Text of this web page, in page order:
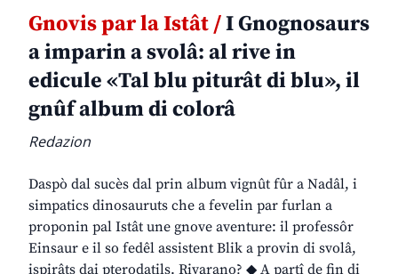
Gnovis par la Istât /I Gnognosaurs
a imparin a svolâ: al rive in
edicule «Tal blu piturât di blu», il
gnûf album di colorâ
Redazion
Daspò dal sucès dal prin album vignût fûr a Nadâl, i
simpatics dinosauruts che a fevelin par furlan a
proponin pal Istât une gnove aventure: il professôr
Einsaur e il so fedêl assistent Blik a provin di svolâ,
ispirâts dai pterodatils. Rivarano? ◆ A partî de fin di